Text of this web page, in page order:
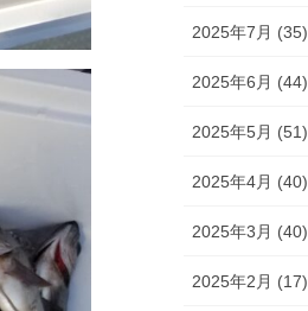
2025年7月 (35)
2025年6月 (44)
2025年5月 (51)
2025年4月 (40)
2025年3月 (40)
2025年2月 (17)